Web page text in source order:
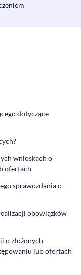
dotyczące
wnioskach o
ofertach
sprawozdania o
obowiązków
o złożonych
lub ofertach